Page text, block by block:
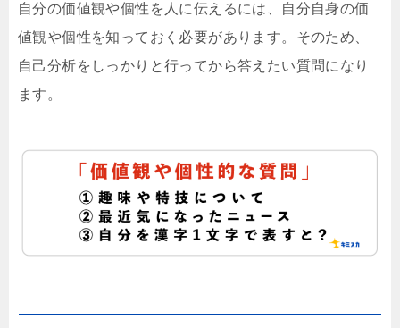
自分の価値観や個性を人に伝えるには、自分自身の価
値観や個性を知っておく必要があります。そのため、
自己分析をしっかりと行ってから答えたい質問になり
ます。